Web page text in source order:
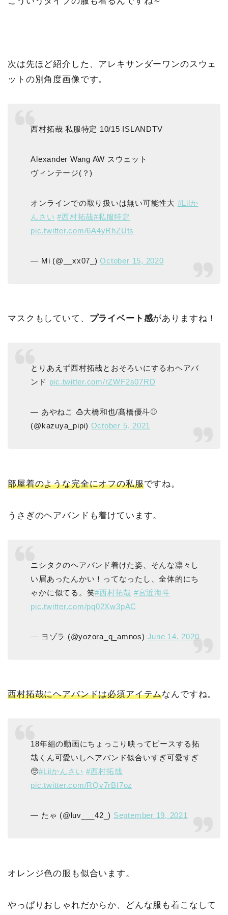
次は先ほど紹介した、アレキサンダーワンのスウェ
ットの別角度画像です。
西村拓哉 私服特定 10/15 ISLANDTV
Alexander Wang AW スウェット
ヴィンテージ(？)
オンラインでの取り扱いは無い可能性大 #Lilか
んさい #西村拓哉#私服特定
pic.twitter.com/6A4yRhZUts
— Mi (@__xx07_)October 15, 2020
マスクもしていて、 プライベート感がありますね！
とりあえず西村拓哉とおそろいにするわヘアバ
ンド pic.twitter.com/rZWF2s07RD
— あやねこ 🍮大橋和也/髙橋優斗⚾️
(@kazuya_pipi) October 5, 2021
部屋着のような完全にオフの私服ですね。
うさぎのヘアバンドも着けています。
ニシタクのヘアバンド着けた姿、そんな凛々し
い眉あったんかい！ってなったし、全体的にち
ゃかに似てる。笑#西村拓哉 #宮近海斗
pic.twitter.com/pq02Xw3pAC
— ヨゾラ (@yozora_q_amnos) June 14, 2020
西村拓哉にヘアバンドは必須アイテムなんですね。
18年組の動画にちょっこり映ってピースする拓
哉くん可愛いしヘアバンド似合いすぎ可愛すぎ
🥺#Lilかんさい #西村拓哉
pic.twitter.com/RQv7rBI7oz
— たゃ (@luv___42_) September 19, 2021
オレンジ色の服も似合います。
やっぱりおしゃれだからか、どんな服も着こなして